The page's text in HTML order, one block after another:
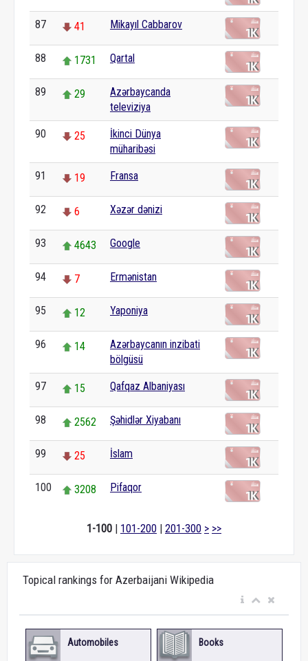
87 41 Mikayıl Cabbarov
88 1731 Qartal
89 29
Azərbaycanda
televiziya
90 25
İkinci Dünya
müharibəsi
91 19 Fransa
92 6 Xəzər dənizi
93 4643 Google
94 7 Ermənistan
95 12 Yaponiya
96 14
Azərbaycanın inzibati
bölgüsü
97 15 Qafqaz Albaniyası
98 2562 Şəhidlər Xiyabanı
99 25 İslam
100 3208 Pifaqor
1-100 | 101-200 | 201-300 > >>
Topical rankings for Azerbaijani Wikipedia
Automobiles Books